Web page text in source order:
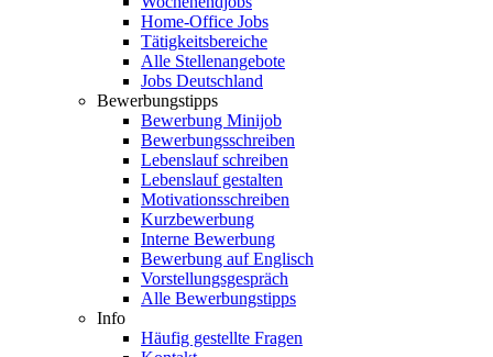
Home-Office Jobs
Tätigkeitsbereiche
Alle Stellenangebote
Jobs Deutschland
Bewerbungstipps
Bewerbung Minijob
Bewerbungsschreiben
Lebenslauf schreiben
Lebenslauf gestalten
Motivationsschreiben
Kurzbewerbung
Interne Bewerbung
Bewerbung auf Englisch
Vorstellungsgespräch
Alle Bewerbungstipps
Info
Häufig gestellte Fragen